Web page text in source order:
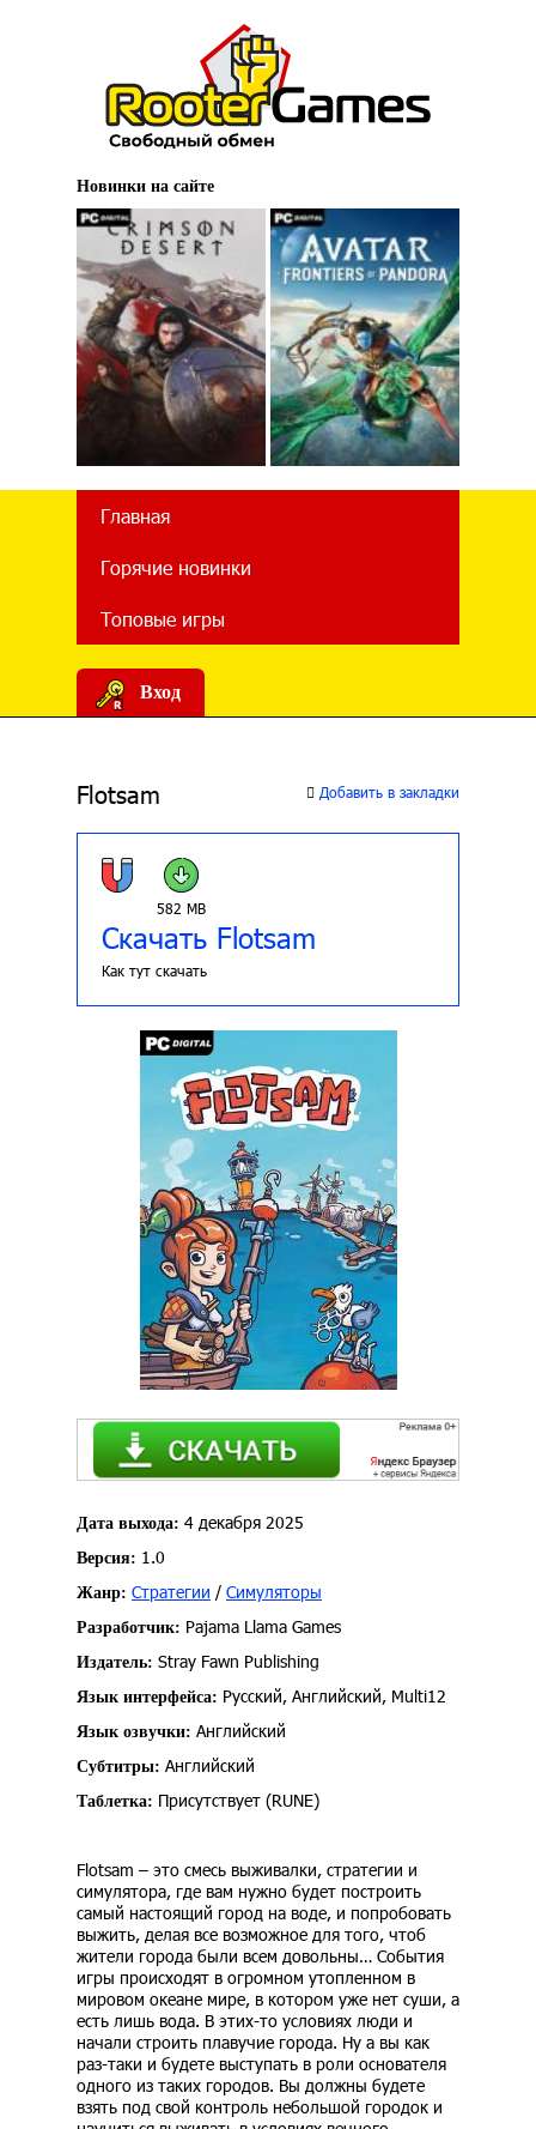
Новинки на сайте
Главная
Горячие новинки
Топовые игры
Вход
Flotsam Добавить в закладки
582 MB
Скачать Flotsam
Как тут скачать
Дата выхода: 4 декабря 2025
Версия: 1.0
Жанр: Стратегии / Симуляторы
Разработчик: Pajama Llama Games
Издатель: Stray Fawn Publishing
Язык интерфейса: Русский, Английский, Multi12
Язык озвучки: Английский
Субтитры: Английский
Таблетка: Присутствует (RUNE)
Flotsam – это смесь выживалки, стратегии и
симулятора, где вам нужно будет построить
самый настоящий город на воде, и попробовать
выжить, делая все возможное для того, чтоб
жители города были всем довольны… События
игры происходят в огромном утопленном в
мировом океане мире, в котором уже нет суши, а
есть лишь вода. В этих-то условиях люди и
начали строить плавучие города. Ну а вы как
раз-таки и будете выступать в роли основателя
одного из таких городов. Вы должны будете
взять под свой контроль небольшой городок и